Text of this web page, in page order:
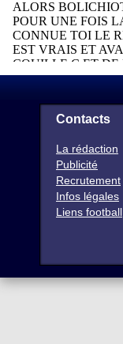
Contacts
La rédaction
Publicité
Recrutement
Infos légales
Liens football